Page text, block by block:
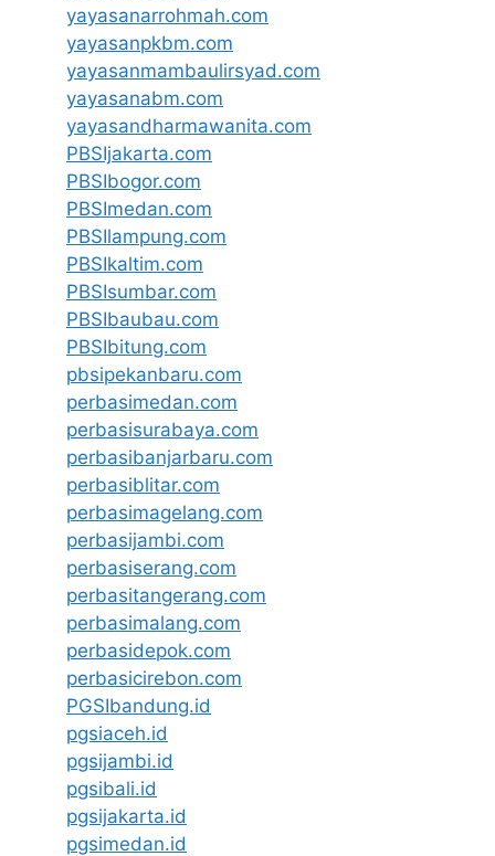
yayasanarrohmah.com
yayasanpkbm.com
yayasanmambaulirsyad.com
yayasanabm.com
yayasandharmawanita.com
PBSIjakarta.com
PBSIbogor.com
PBSImedan.com
PBSIlampung.com
PBSIkaltim.com
PBSIsumbar.com
PBSIbaubau.com
PBSIbitung.com
pbsipekanbaru.com
perbasimedan.com
perbasisurabaya.com
perbasibanjarbaru.com
perbasiblitar.com
perbasimagelang.com
perbasijambi.com
perbasiserang.com
perbasitangerang.com
perbasimalang.com
perbasidepok.com
perbasicirebon.com
PGSIbandung.id
pgsiaceh.id
pgsijambi.id
pgsibali.id
pgsijakarta.id
pgsimedan.id